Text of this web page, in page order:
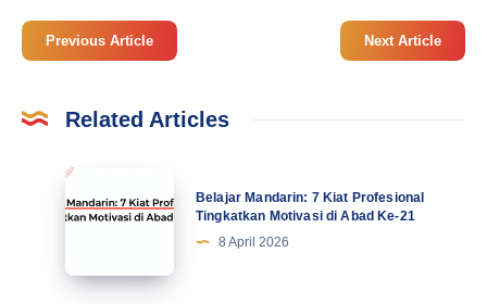
Previous Article Next Article
Related Articles
Belajar
Mandarin:
Profesional
Belajar Mandarin: 7 Kiat Profesional
Tingkatkan Motivasi di Abad Ke-21
8 April 2026